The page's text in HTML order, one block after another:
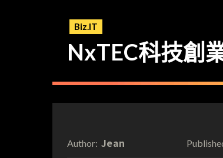
Biz.IT
NxTEC科技創
Author: Jean